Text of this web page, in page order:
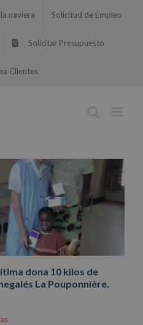
naviera Solicitud de Empleo
Solicitar Presupuesto
Clientes
dona 10 kilos de
La Pouponnière.